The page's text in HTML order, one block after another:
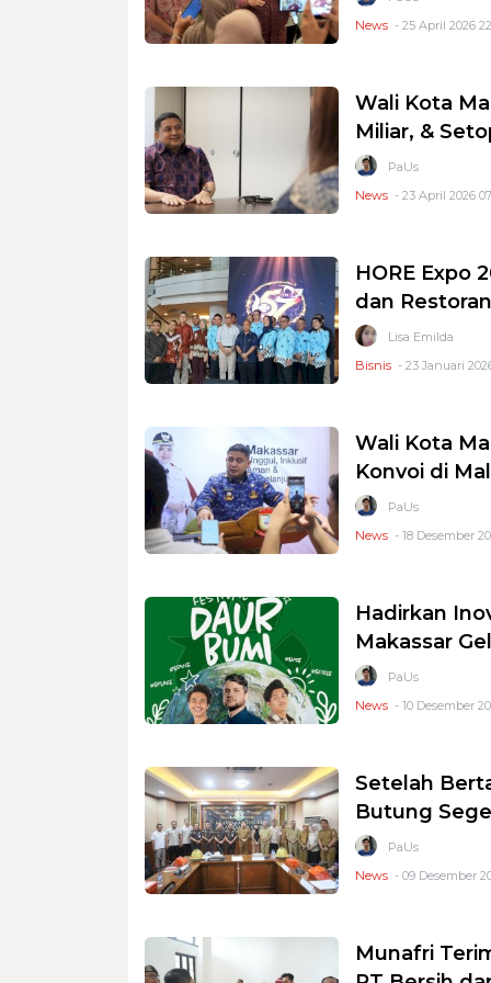
News - 25 April 2026
Wali Kota
Miliar, &
PaUs
News - 23 April 2026
HORE Expo
dan
Lisa Emilda
Bisnis - 23 Januari
Wali Kota
Konvoi di
PaUs
News - 18 Desember
Hadirkan
Makassar
PaUs
News - 10 Desember
Setelah
Butung
PaUs
News - 09 Desember
Munafri